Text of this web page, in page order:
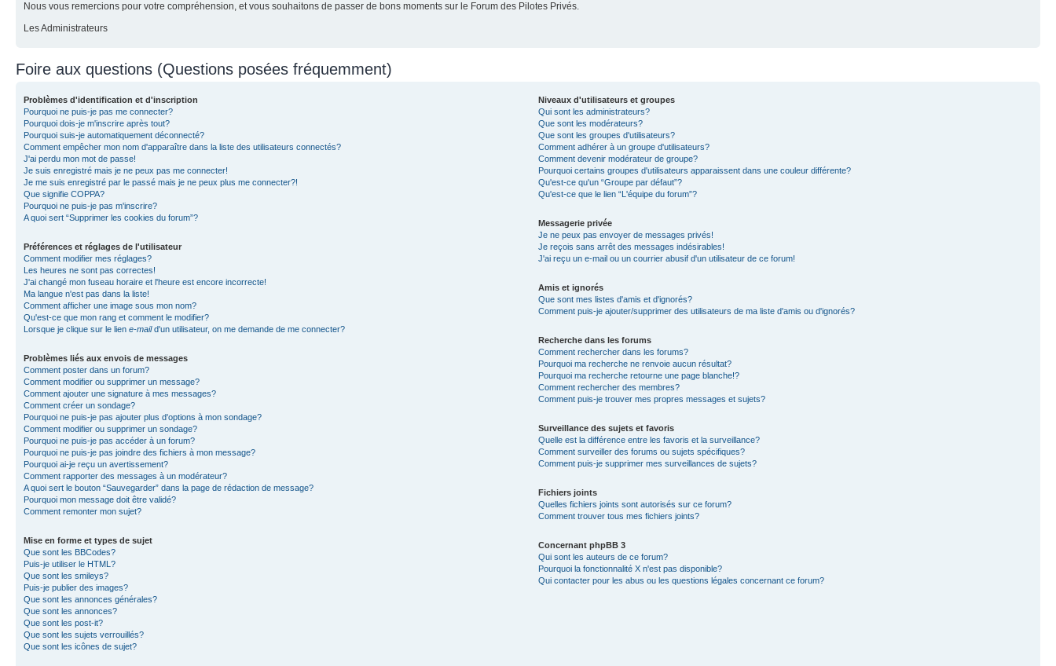
Nous vous remercions pour votre compréhension, et vous souhaitons de passer de bons moments sur le Forum des Pilotes Privés.
Les Administrateurs
Foire aux questions (Questions posées fréquemment)
Problèmes d'identification et d'inscription
Pourquoi ne puis-je pas me connecter?
Pourquoi dois-je m'inscrire après tout?
Pourquoi suis-je automatiquement déconnecté?
Comment empêcher mon nom d'apparaître dans la liste des utilisateurs connectés?
J'ai perdu mon mot de passe!
Je suis enregistré mais je ne peux pas me connecter!
Je me suis enregistré par le passé mais je ne peux plus me connecter?!
Que signifie COPPA?
Pourquoi ne puis-je pas m'inscrire?
A quoi sert “Supprimer les cookies du forum”?
Préférences et réglages de l'utilisateur
Comment modifier mes réglages?
Les heures ne sont pas correctes!
J'ai changé mon fuseau horaire et l'heure est encore incorrecte!
Ma langue n'est pas dans la liste!
Comment afficher une image sous mon nom?
Qu'est-ce que mon rang et comment le modifier?
Lorsque je clique sur le lien e-maild'un utilisateur, on me demande de me connecter?
Problèmes liés aux envois de messages
Comment poster dans un forum?
Comment modifier ou supprimer un message?
Comment ajouter une signature à mes messages?
Comment créer un sondage?
Pourquoi ne puis-je pas ajouter plus d'options à mon sondage?
Comment modifier ou supprimer un sondage?
Pourquoi ne puis-je pas accéder à un forum?
Pourquoi ne puis-je pas joindre des fichiers à mon message?
Pourquoi ai-je reçu un avertissement?
Comment rapporter des messages à un modérateur?
A quoi sert le bouton “Sauvegarder” dans la page de rédaction de message?
Pourquoi mon message doit être validé?
Comment remonter mon sujet?
Mise en forme et types de sujet
Que sont les BBCodes?
Puis-je utiliser le HTML?
Que sont les smileys?
Puis-je publier des images?
Que sont les annonces générales?
Que sont les annonces?
Que sont les post-it?
Que sont les sujets verrouillés?
Que sont les icônes de sujet?
Niveaux d'utilisateurs et groupes
Qui sont les administrateurs?
Que sont les modérateurs?
Que sont les groupes d'utilisateurs?
Comment adhérer à un groupe d'utilisateurs?
Comment devenir modérateur de groupe?
Pourquoi certains groupes d'utilisateurs apparaissent dans une couleur différente?
Qu'est-ce qu'un “Groupe par défaut”?
Qu'est-ce que le lien “L'équipe du forum”?
Messagerie privée
Je ne peux pas envoyer de messages privés!
Je reçois sans arrêt des messages indésirables!
J'ai reçu un e-mail ou un courrier abusif d'un utilisateur de ce forum!
Amis et ignorés
Que sont mes listes d'amis et d'ignorés?
Comment puis-je ajouter/supprimer des utilisateurs de ma liste d'amis ou d'ignorés?
Recherche dans les forums
Comment rechercher dans les forums?
Pourquoi ma recherche ne renvoie aucun résultat?
Pourquoi ma recherche retourne une page blanche!?
Comment rechercher des membres?
Comment puis-je trouver mes propres messages et sujets?
Surveillance des sujets et favoris
Quelle est la différence entre les favoris et la surveillance?
Comment surveiller des forums ou sujets spécifiques?
Comment puis-je supprimer mes surveillances de sujets?
Fichiers joints
Quelles fichiers joints sont autorisés sur ce forum?
Comment trouver tous mes fichiers joints?
Concernant phpBB 3
Qui sont les auteurs de ce forum?
Pourquoi la fonctionnalité X n'est pas disponible?
Qui contacter pour les abus ou les questions légales concernant ce forum?